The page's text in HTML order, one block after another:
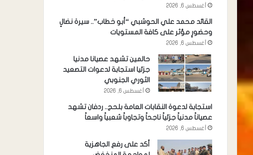
أغسطس 6, 2026
القائد محمد علي الحوشبي “أبو خطاب”.. سيرة نضالٍ
وحضورٍ مؤثر على كافة المستويات
أغسطس 6, 2026
حالمين تشهد عصيانا مدنيا
جزئيا استجابة لدعوات التصعيد
الثوري الجنوبي
أغسطس 6, 2026
استجابة لدعوة النقابات العامة بلحج.. ردفان تشهد
عصياناً مدنياً جزئياً ناجحاً وتجاوباً شعبياً واسعاً
أغسطس 6, 2026
أكد على رفع الجاهزية